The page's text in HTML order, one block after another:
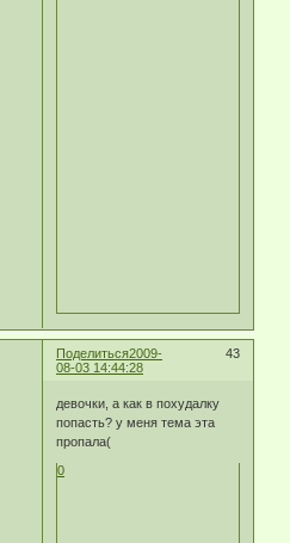
Поделиться 43
2009-
08-03 14:44:28
девочки, а как в похудалку
попасть? у меня тема эта
пропала(
0